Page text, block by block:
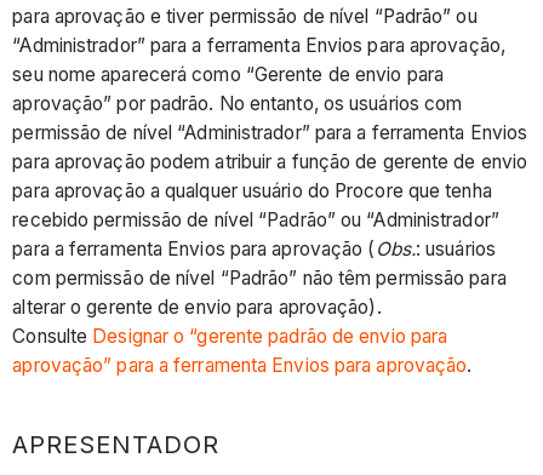
para aprovação e tiver permissão de nível “Padrão” ou
“Administrador” para a ferramenta Envios para aprovação,
seu nome aparecerá como “Gerente de envio para
aprovação” por padrão. No entanto, os usuários com
permissão de nível “Administrador” para a ferramenta Envios
para aprovação podem atribuir a função de gerente de envio
para aprovação a qualquer usuário do Procore que tenha
recebido permissão de nível “Padrão” ou “Administrador”
para a ferramenta Envios para aprovação ( Obs.: usuários
com permissão de nível “Padrão” não têm permissão para
alterar o gerente de envio para aprovação).
Consulte Designar o “gerente padrão de envio para
aprovação” para a ferramenta Envios para aprovação.
APRESENTADOR